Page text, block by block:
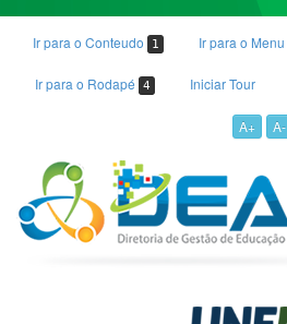
Ir para o Conteudo 1 Ir para o Menu
Ir para o Rodapé 4 Iniciar Tour
A+ A-